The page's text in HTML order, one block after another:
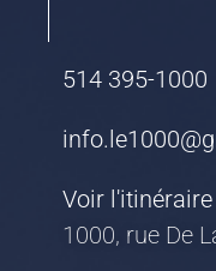
514 395-1000
Voir l'itinéraire
1000, rue De